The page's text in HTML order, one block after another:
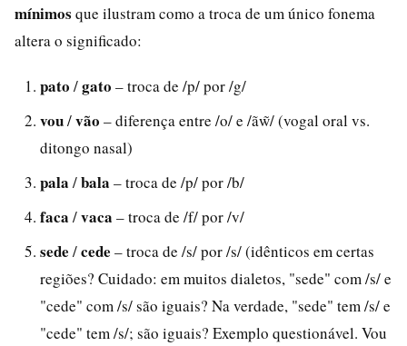
mínimos que ilustram como a troca de um único fonema
altera o significado:
pato /gato – troca de /p/ por /g/
vou/vão – diferença entre /o/ e /ãw̃/ (vogal oral vs.
ditongo nasal)
pala /bala – troca de /p/ por /b/
faca /vaca – troca de /f/ por /v/
sede /cede – troca de /s/ por /s/ (idênticos em certas
regiões? Cuidado: em muitos dialetos, "sede" com /s/ e
"cede" com /s/ são iguais? Na verdade, "sede" tem /s/ e
"cede" tem /s/; são iguais? Exemplo questionável. Vou